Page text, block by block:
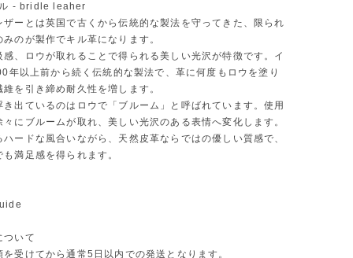
- bridle leaher
ザーとは英国で古くから伝統的な製法を守ってきた、限られ
のが製作でキル革になります。
感、ロウが取れることで得られる美しい光沢が特徴です。イ
年以上前から続く伝統的な製法で、革に何度もロウを塗り
を引き締め耐久性を増します。
き出ているのはロウで「ブルーム」と呼ばれています。使用
々にブルームが取れ、美しい光沢のある表情へ変化します。
ハードな風合いながら、天然皮革ならではの優しい質感で、
満足感を得られます。
ついて
を受けてから通常5日以内での発送となります。